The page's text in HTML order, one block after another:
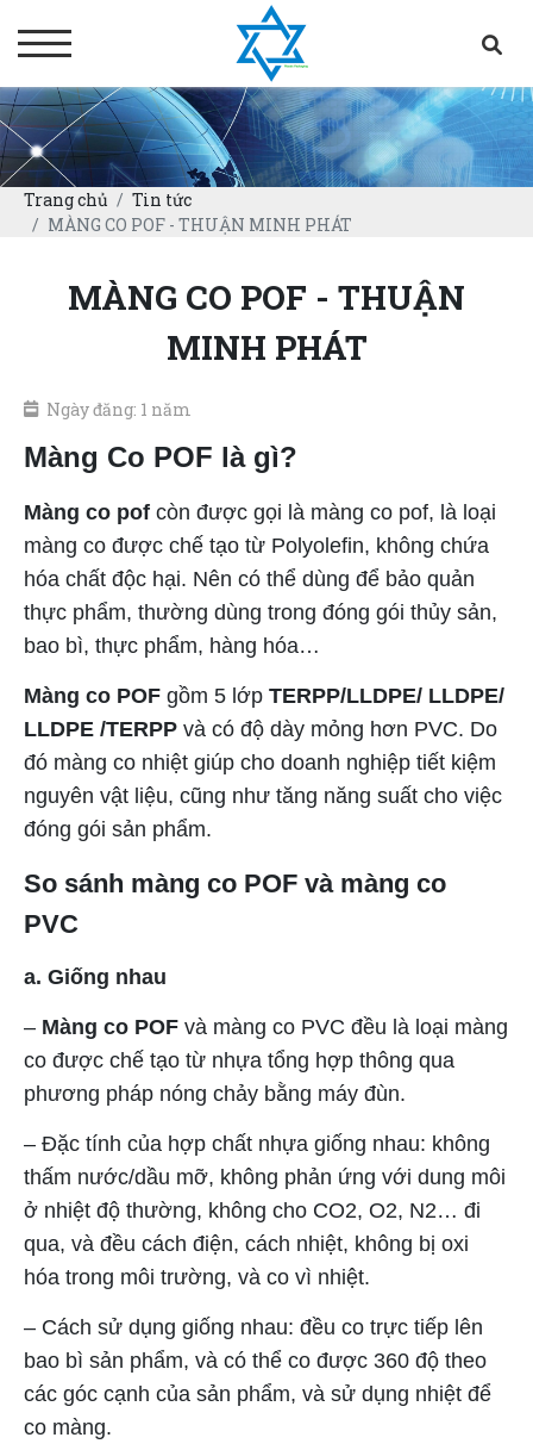
Trang chủ
Tin tức
MÀNG CO POF - THUẬN MINH PHÁT
MÀNG CO POF - THUẬN
MINH PHÁT
Ngày đăng: 1 năm
Màng Co POF là gì?
Màng co pof còn được gọi là màng co pof, là loại
màng co được chế tạo từ Polyolefin, không chứa
hóa chất độc hại. Nên có thể dùng để bảo quản
thực phẩm, thường dùng trong đóng gói thủy sản,
bao bì, thực phẩm, hàng hóa…
Màng co POF gồm 5 lớp TERPP/LLDPE/ LLDPE/
LLDPE /TERPP và có độ dày mỏng hơn PVC. Do
đó màng co nhiệt giúp cho doanh nghiệp tiết kiệm
nguyên vật liệu, cũng như tăng năng suất cho việc
đóng gói sản phẩm.
So sánh màng co POF và màng co
PVC
a. Giống nhau
– Màng co POF và màng co PVC đều là loại màng
co được chế tạo từ nhựa tổng hợp thông qua
phương pháp nóng chảy bằng máy đùn.
– Đặc tính của hợp chất nhựa giống nhau: không
thấm nước/dầu mỡ, không phản ứng với dung môi
ở nhiệt độ thường, không cho CO2, O2, N2… đi
qua, và đều cách điện, cách nhiệt, không bị oxi
hóa trong môi trường, và co vì nhiệt.
– Cách sử dụng giống nhau: đều co trực tiếp lên
bao bì sản phẩm, và có thể co được 360 độ theo
các góc cạnh của sản phẩm, và sử dụng nhiệt để
co màng.